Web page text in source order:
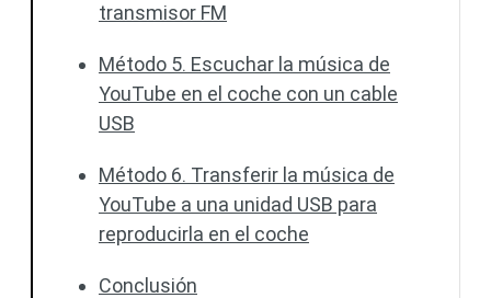
transmisor FM
Método 5. Escuchar la música de
YouTube en el coche con un cable
USB
Método 6. Transferir la música de
YouTube a una unidad USB para
reproducirla en el coche
Conclusión